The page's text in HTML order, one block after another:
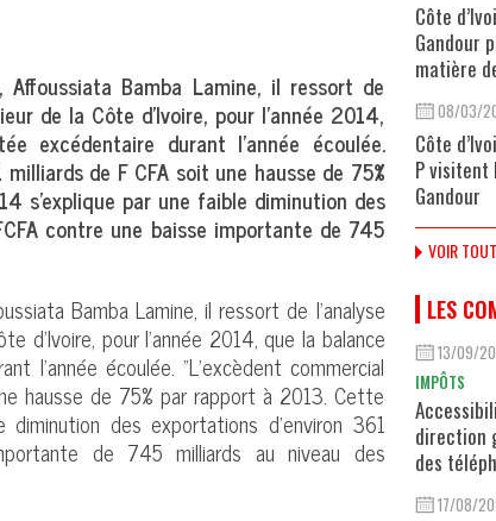
Bamba Lamine, il ressort de
de la Côte d’Ivoire, pour l’année 2014,
excédentaire durant l'année écoulée.
de F CFA soit une hausse de 75%
s’explique par une faible diminution des
contre une baisse importante de 745
Bamba Lamine, il ressort de l’analyse
d’Ivoire, pour l’année 2014, que la balance
l'année écoulée. "L’excèdent commercial
hausse de 75% par rapport à 2013. Cette
des exportations d'environ 361
de 745 milliards au niveau des
Côte
Gandour
matière
08/03/
Côte
P visitent
Gandour
VOIR
LES
13/09/
IMPÔTS
direction
des
17/08/